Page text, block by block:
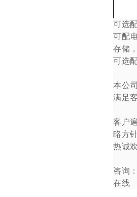
可选
可配
存储
可选
本公
满足
客户
略方
热诚
咨询
在线